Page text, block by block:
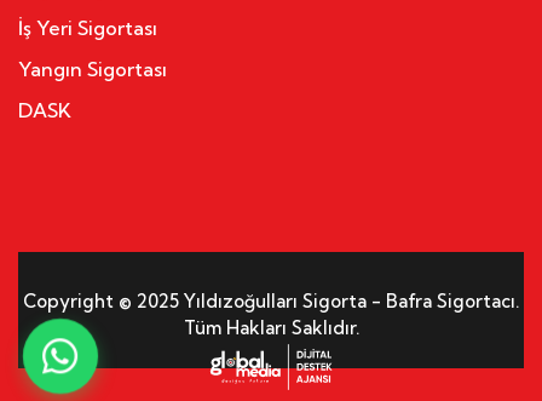
İş Yeri Sigortası
Yangın Sigortası
DASK
Copyright © 2025 Yıldızoğulları Sigorta - Bafra Sigortacı.
Tüm Hakları Saklıdır.